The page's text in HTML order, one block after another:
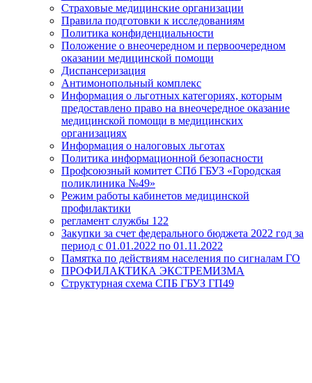
Страховые медицинские организации
Правила подготовки к исследованиям
Политика конфиденциальности
Положение о внеочередном и первоочередном
оказании медицинской помощи
Диспансеризация
Антимонопольный комплекс
Информация о льготных категориях, которым
предоставлено право на внеочередное оказание
медицинской помощи в медицинских
организациях
Информация о налоговых льготах
Политика информационной безопасности
Профсоюзный комитет СПб ГБУЗ «Городская
поликлиника №49»
Режим работы кабинетов медицинской
профилактики
регламент службы 122
Закупки за счет федерального бюджета 2022 год за
период с 01.01.2022 по 01.11.2022
Памятка по действиям населения по сигналам ГО
ПРОФИЛАКТИКА ЭКСТРЕМИЗМА
Структурная схема СПБ ГБУЗ ГП49